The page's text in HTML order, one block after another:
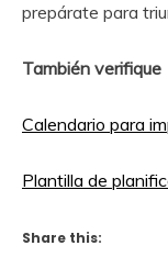
prepárate para
También verifique
Calendario para
Plantilla de
Share this: